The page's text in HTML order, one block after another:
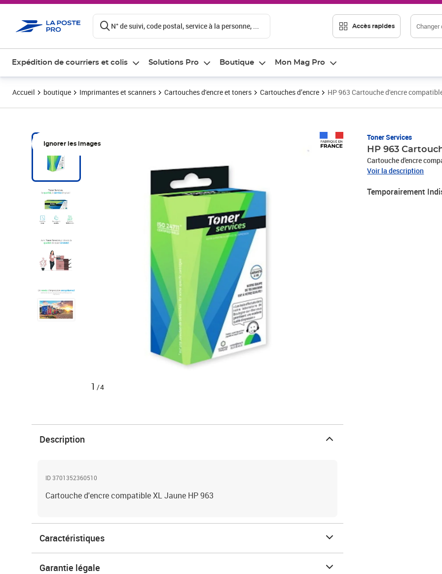
N° de suivi, code postal, service à la personne, ... Accès rapides Changer
Expédition de courriers et colis Solutions Pro Boutique Mon Mag Pro
Accueil boutique Imprimantes et scanners Cartouches d'encre et toners Cartouches d’encre HP 963 Cartouche d'encre
Ignorer les images
1 /4
Toner Services
HP 963
Cartouche d'encre
Voir la description
Temporairement
Description
ID 3701352360510
Cartouche d'encre compatible XL Jaune HP 963
Caractéristiques
Garantie légale